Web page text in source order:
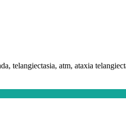
telangiectasia, atm, ataxia